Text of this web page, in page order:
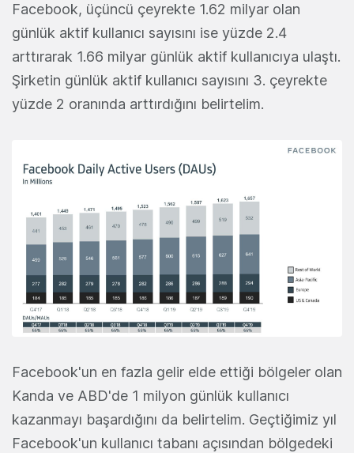
Facebook, üçüncü çeyrekte 1.62 milyar olan
günlük aktif kullanıcı sayısını ise yüzde 2.4
arttırarak 1.66 milyar günlük aktif kullanıcıya ulaştı.
Şirketin günlük aktif kullanıcı sayısını 3. çeyrekte
yüzde 2 oranında arttırdığını belirtelim.
Facebook'un en fazla gelir elde ettiği bölgeler olan
Kanda ve ABD'de 1 milyon günlük kullanıcı
kazanmayı başardığını da belirtelim. Geçtiğimiz yıl
Facebook'un kullanıcı tabanı açısından bölgedeki